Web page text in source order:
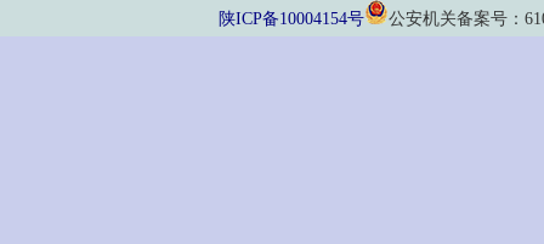
陕ICP备10004154号 公安机关备案号：